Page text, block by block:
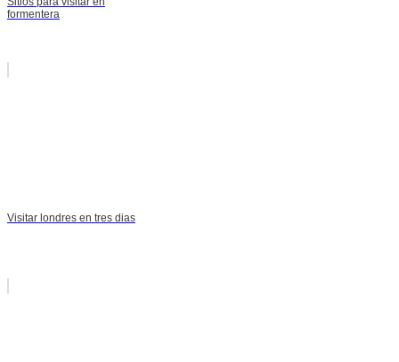
formentera
Visitar londres en tres dias